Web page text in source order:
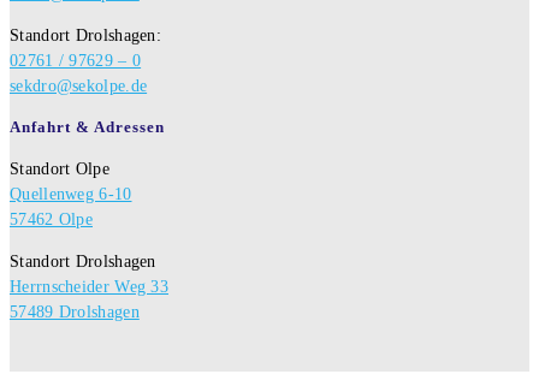
Standort Drolshagen:
02761 / 97629 – 0
sekdro@sekolpe.de
Anfahrt & Adressen
Standort Olpe
Quellenweg 6-10
57462 Olpe
Standort Drolshagen
Herrnscheider Weg 33
57489 Drolshagen